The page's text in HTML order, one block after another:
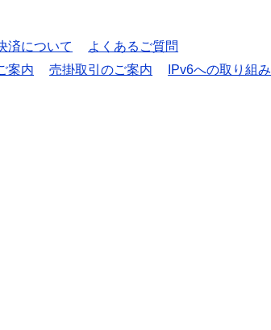
済について
よくあるご質問
案内 売掛取引のご案内
IPv6への取り組み